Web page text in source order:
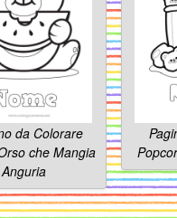
da Colorare
che Mangia
Anguria